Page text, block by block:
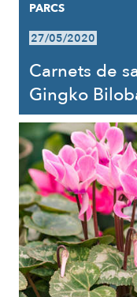
PARCS
27/05/2020
Carnets de
Gingko